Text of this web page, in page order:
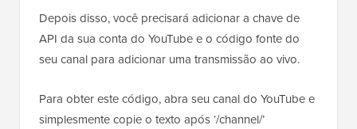
Depois disso, você precisará adicionar a chave de
API da sua conta do YouTube e o código fonte do
seu canal para adicionar uma transmissão ao vivo.
Para obter este código, abra seu canal do YouTube e
simplesmente copie o texto após ‘/channel/’